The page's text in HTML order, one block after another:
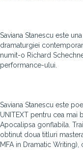
Saviana Stanescu este
dramaturgiei
numit-o Richard
performance-ului.
Saviana Stanescu este
UNITEXT pentru cea mai
Apocalipsa gonflabila.
obtinut doua titluri
MFA in Dramatic